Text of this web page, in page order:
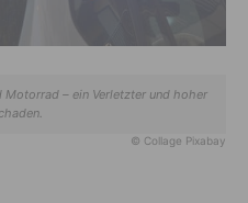
– ein Verletzter und hoher
© Collage Pixabay